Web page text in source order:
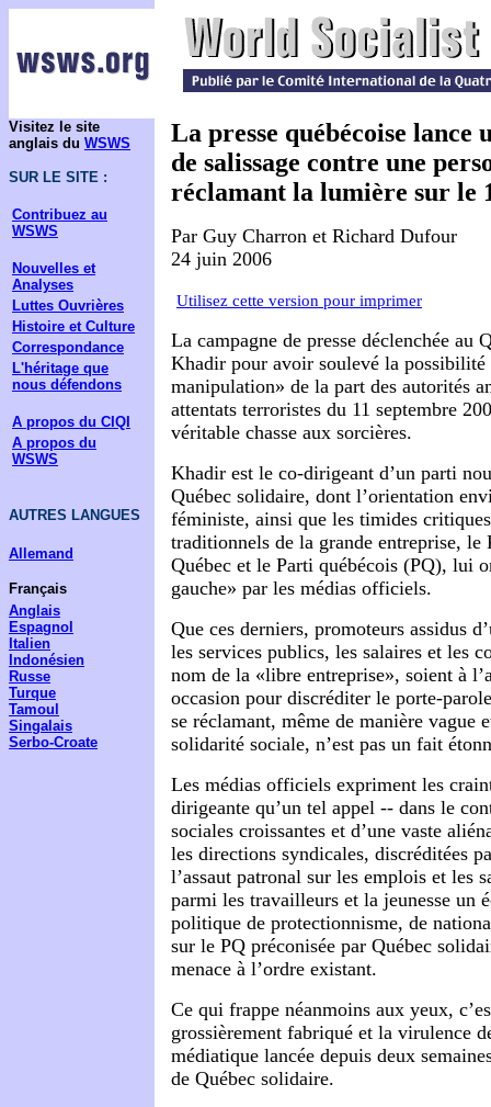
Visitez le site
anglais du WSWS
SUR LE SITE :
Contribuez au
WSWS
Nouvelles et
Analyses
Luttes Ouvrières
Histoire et Culture
Correspondance
L'héritage que
nous défendons
A propos du CIQI
A propos du
WSWS
AUTRES LANGUES
Allemand
Français
Anglais
Espagnol
Italien
Indonésien
Russe
Turque
Tamoul
Singalais
Serbo-Croate
La presse québécoise lance
de salissage contre une
réclamant la lumière sur le
Par Guy Charron et Richard Dufour
24 juin 2006
Utilisez cette version pour imprimer
La campagne de presse déclenchée au
Khadir pour avoir soulevé la possibilité
manipulation» de la part des autorités
attentats terroristes du 11 septembre
véritable chasse aux sorcières.
Khadir est le co-dirigeant d’un parti
Québec solidaire, dont l’orientation
féministe, ainsi que les timides
traditionnels de la grande entreprise, le
Québec et le Parti québécois (PQ), lui
gauche» par les médias officiels.
Que ces derniers, promoteurs assidus
les services publics, les salaires et les
nom de la «libre entreprise», soient à
occasion pour discréditer le porte-
se réclamant, même de manière vague
solidarité sociale, n’est pas un fait
Les médias officiels expriment les
dirigeante qu’un tel appel -- dans le
sociales croissantes et d’une vaste
les directions syndicales, discréditées
l’assaut patronal sur les emplois et les
parmi les travailleurs et la jeunesse un
politique de protectionnisme, de
sur le PQ préconisée par Québec
menace à l’ordre existant.
Ce qui frappe néanmoins aux yeux,
grossièrement fabriqué et la virulence
médiatique lancée depuis deux
de Québec solidaire.